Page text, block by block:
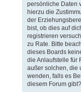
persönliche Daten
hierzu die
der
bist, ob dies auf
registrieren
zu Rate. Bitte
dieses Boards
die Anlaufstelle für
außer solchen, die
wenden, falls es
diesem Forum